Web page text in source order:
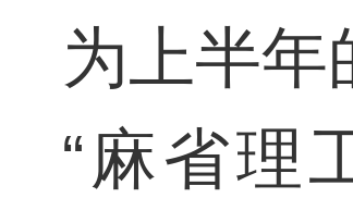
为上半年
“麻省理